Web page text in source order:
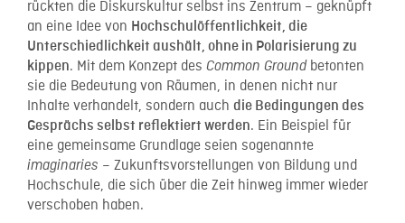
rückten die Diskurskultur selbst ins Zentrum – geknüpft
an eine Idee von Hochschulöffentlichkeit, die
Unterschiedlichkeit aushält, ohne in Polarisierung zu
kippen. Mit dem Konzept des Common Ground betonten
sie die Bedeutung von Räumen, in denen nicht nur
Inhalte verhandelt, sondern auch die Bedingungen des
Gesprächs selbst reflektiert werden. Ein Beispiel für
eine gemeinsame Grundlage seien sogenannte
imaginaries – Zukunftsvorstellungen von Bildung und
Hochschule, die sich über die Zeit hinweg immer wieder
verschoben haben.